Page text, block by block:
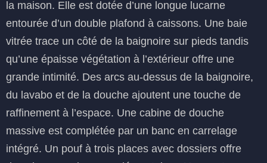
la maison. Elle est dotée d’une longue lucarne
entourée d’un double plafond à caissons. Une baie
vitrée trace un côté de la baignoire sur pieds tandis
qu’une épaisse végétation à l’extérieur offre une
grande intimité. Des arcs au-dessus de la baignoire,
du lavabo et de la douche ajoutent une touche de
raffinement à l’espace. Une cabine de douche
massive est complétée par un banc en carrelage
intégré. Un pouf à trois places avec dossiers offre